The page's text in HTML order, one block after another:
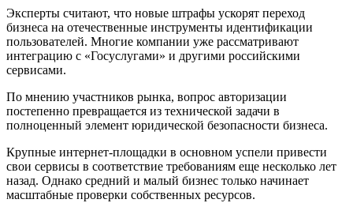
Эксперты считают, что новые штрафы ускорят переход
бизнеса на отечественные инструменты идентификации
пользователей. Многие компании уже рассматривают
интеграцию с «Госуслугами» и другими российскими
сервисами.
По мнению участников рынка, вопрос авторизации
постепенно превращается из технической задачи в
полноценный элемент юридической безопасности бизнеса.
Крупные интернет-площадки в основном успели привести
свои сервисы в соответствие требованиям еще несколько лет
назад. Однако средний и малый бизнес только начинает
масштабные проверки собственных ресурсов.